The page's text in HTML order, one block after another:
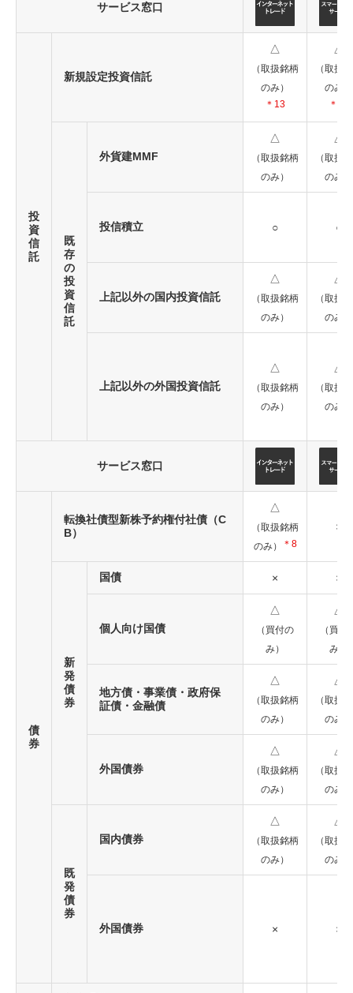
サービス窓口
投
資
信
託
新規設定投資信託
△
（取扱銘柄
のみ）
＊13
△
（取扱
のみ）
＊13
既
存
の
投
資
信
託
外貨建MMF
△
（取扱銘柄
のみ）
△
（取扱
のみ）
投信積立 ○ ○
上記以外の国内投資信託
△
（取扱銘柄
のみ）
△
（取扱
のみ）
上記以外の外国投資信託
△
（取扱銘柄
のみ）
△
（取扱
のみ）
サービス窓口
債
券
転換社債型新株予約権付社債（C
B）
△
（取扱銘柄
のみ）
＊8
×
新
発
債
券
国債 × ×
個人向け国債
△
（買付の
み）
△
（買付
み）
地方債・事業債・政府保
証債・金融債
△
（取扱銘柄
のみ）
△
（取扱
のみ）
外国債券
△
（取扱銘柄
のみ）
△
（取扱
のみ）
既
発
債
券
国内債券
△
（取扱銘柄
のみ）
△
（取扱
のみ）
外国債券 × ×